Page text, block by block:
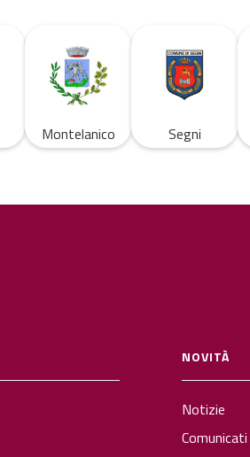
Montelanico Segni
NOVITÀ
Notizie
Comunicati